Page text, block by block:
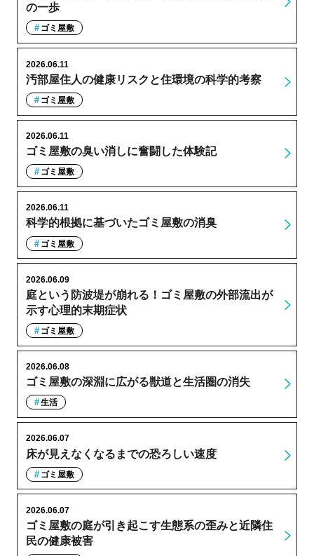
の一歩
ゴミ屋敷
汚部屋住人の健康リスクと住環境の科学的考察
2026.06.11
ゴミ屋敷
ゴミ屋敷の臭い消しに奮闘した体験記
2026.06.11
ゴミ屋敷
科学的根拠に基づいたゴミ屋敷の消臭
2026.06.11
ゴミ屋敷
庭という防波堤が崩れる！ゴミ屋敷の外部流出が
示す心理的末期症状
2026.06.09
ゴミ屋敷
ゴミ屋敷の深淵に広がる獣道と生活圏の消失
2026.06.08
生活
床が見えなくなるまでの恐ろしい速度
2026.06.07
ゴミ屋敷
ゴミ屋敷の庭が引き起こす生態系の歪みと近隣住
民の健康被害
2026.06.07